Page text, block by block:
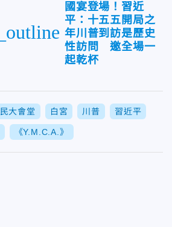
國宴登場！習近
平：十五五開局之
年川普到訪是歷史
性訪問 邀全場一
起乾杯
大會堂 白宮 川普 習近平
《Y.M.C.A.》